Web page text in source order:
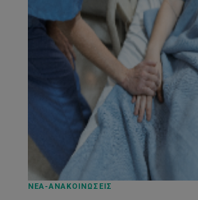
ΝΕΑ-ΑΝΑΚΟΙΝΩΣΕΙΣ